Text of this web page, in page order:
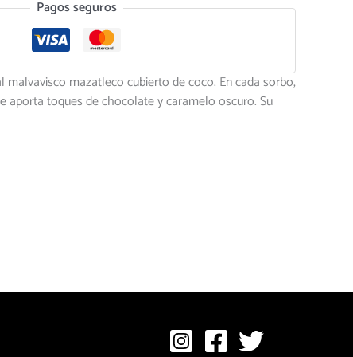
Pagos seguros
mazatleco cubierto de coco. En cada sorbo,
aporta toques de chocolate y caramelo oscuro. Su